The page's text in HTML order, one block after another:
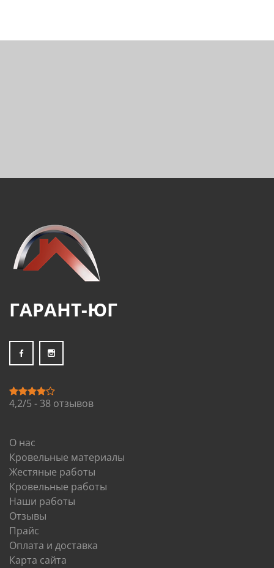
ГАРАНТ-ЮГ
4,2/5 - 38 отзывов
О нас
Кровельные материалы
Жестяные работы
Кровельные работы
Наши работы
Отзывы
Прайс
Оплата и доставка
Карта сайта